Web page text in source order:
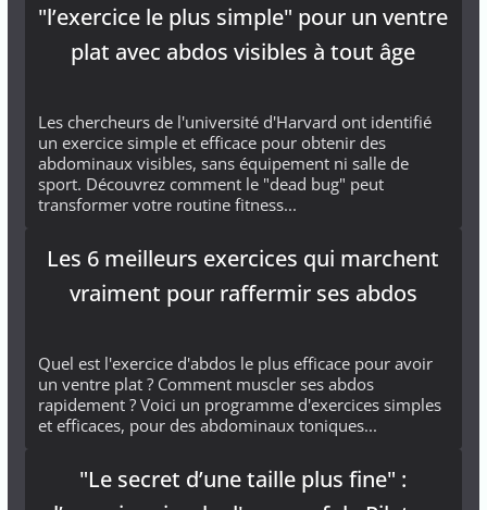
"l’exercice le plus simple" pour un ventre
plat avec abdos visibles à tout âge
Les chercheurs de l'université d'Harvard ont identifié
un exercice simple et efficace pour obtenir des
abdominaux visibles, sans équipement ni salle de
sport. Découvrez comment le "dead bug" peut
transformer votre routine fitness...
Les 6 meilleurs exercices qui marchent
vraiment pour raffermir ses abdos
Quel est l'exercice d'abdos le plus efficace pour avoir
un ventre plat ? Comment muscler ses abdos
rapidement ? Voici un programme d'exercices simples
et efficaces, pour des abdominaux toniques...
"Le secret d’une taille plus fine" :